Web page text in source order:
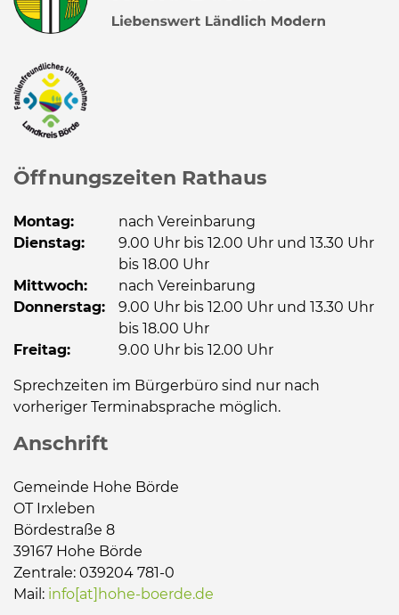
Öffnungszeiten Rathaus
Montag:
nach Vereinbarung
Dienstag:
9.00 Uhr bis 12.00 Uhr und 13.30 Uhr
bis 18.00 Uhr
Mittwoch:
nach Vereinbarung
Donnerstag: 9.00 Uhr bis 12.00 Uhr und 13.30 Uhr
bis 18.00 Uhr
Freitag:
9.00 Uhr bis 12.00 Uhr
Sprechzeiten im Bürgerbüro sind nur nach
vorheriger Terminabsprache möglich.
Anschrift
Gemeinde Hohe Börde
OT Irxleben
Bördestraße 8
39167 Hohe Börde
Zentrale: 039204 781-0
Mail: info[at]hohe-boerde.de